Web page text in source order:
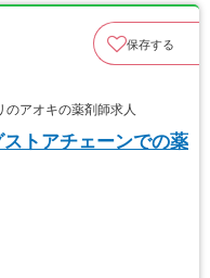
保存する
アオキの薬剤師求人
ストアチェーンでの薬